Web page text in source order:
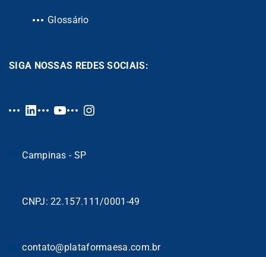
Glossário
SIGA NOSSAS REDES SOCIAIS:
Campinas - SP
CNPJ: 22.157.111/0001-49
contato@plataformaesa.com.br